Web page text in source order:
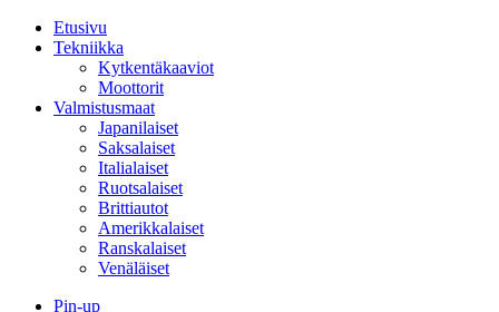
Etusivu
Tekniikka
Kytkentäkaaviot
Moottorit
Valmistusmaat
Japanilaiset
Saksalaiset
Italialaiset
Ruotsalaiset
Brittiautot
Amerikkalaiset
Ranskalaiset
Venäläiset
Pin-up